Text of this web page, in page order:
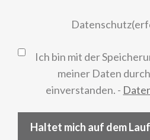
Datenschutz
Ich bin mit der
meiner Daten
einverstanden. -
Haltet mich auf dem